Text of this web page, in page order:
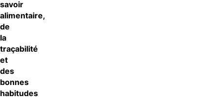
savoir
alimentaire,
de
la
traçabilité
et
des
bonnes
habitudes